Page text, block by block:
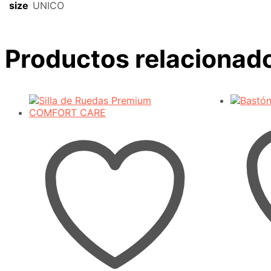
size UNICO
Productos